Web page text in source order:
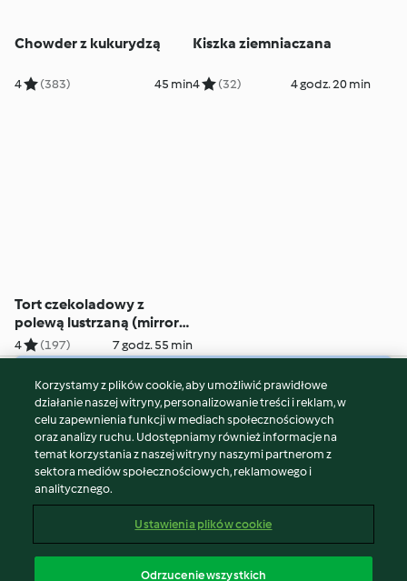
Chowder z kukurydzą
4 (383) 45 min
Kiszka ziemniaczana
4 (32) 4 godz. 20 min
Tort czekoladowy z
polewą lustrzaną (mirror
glaze)
4 (197) 7 godz. 55 min
© Copyright 2026
Warunki korzystania
Polityka prywatności
Disclaimer
Znak wydawcy
Zgłoś treść
Korzystamy z plików cookie, aby umożliwić prawidłowe
działanie naszej witryny, personalizowanie treści i reklam, w
celu zapewnienia funkcji w mediach społecznościowych
oraz analizy ruchu. Udostępniamy również informacje na
temat korzystania z naszej witryny naszymi partnerom z
sektora mediów społecznościowych, reklamowego i
analitycznego.
Ustawienia plików cookie
Odrzucenie wszystkich